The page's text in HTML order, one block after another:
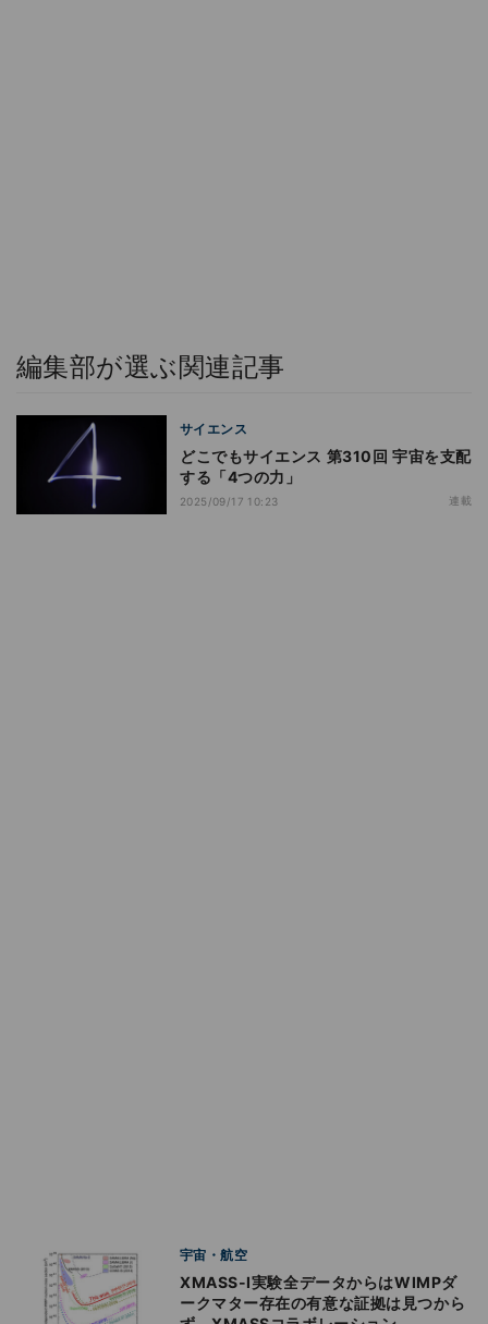
編集部が選ぶ関連記事
サイエンス
どこでもサイエンス 第310回 宇宙を支配
する「4つの力」
2025/09/17 10:23 連載
宇宙・航空
XMASS-I実験全データからはWIMPダ
ークマター存在の有意な証拠は見つから